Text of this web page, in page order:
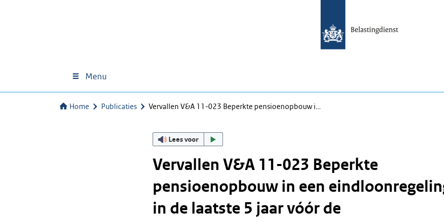
Menu
Home Publicaties Vervallen V&A 11-023 Beperkte pensioenopbouw i…
Lees voor
Vervallen V&A 11-023 Beperkte
pensioenopbouw in een
in de laatste 5 jaar vóór de